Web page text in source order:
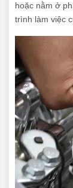
hoặc nằm ở
trình làm việc